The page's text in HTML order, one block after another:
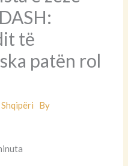
të
patën rol
Shqipëri By